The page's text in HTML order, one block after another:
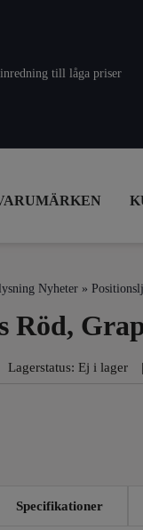
till låga priser
Nyheter»
Röd,
Lagerstatus: Ej i lager
Specifikationer